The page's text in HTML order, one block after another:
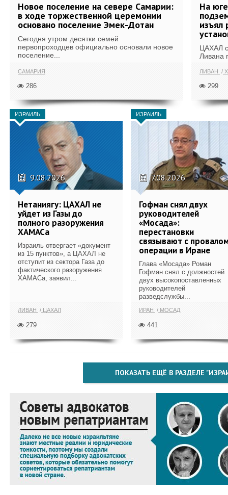
Новое поселение на севере Самарии:
в ходе торжественной церемонии
основано поселение Эмек-Дотан
Сегодня утром десятки семей
первопроходцев официально основали новое
поселение...
САМАРИЯ
286
На
изъял
ЦАХАЛ
Ливана
ЛИВАН
299
ИЗРАИЛЬ
9.08.2026
Нетаниягу: ЦАХАЛ не
уйдет из Газы до
полного разоружения
ХАМАСа
Израиль отвергает «документ
из 15 пунктов», а ЦАХАЛ не
отступит из сектора Газа до
фактического разоружения
ХАМАСа, заявил...
ЛИВАН ЦАХАЛ
279
ИЗРАИЛЬ
7.08.2026
Гофман снял двух
руководителей
«Мосада»:
перестановки
связывают с
операции в Иране
Глава «Мосада» Роман
Гофман снял с должностей
двух высокопоставленных
руководителей
разведслужбы...
ИРАН МОСАД
441
ПОКАЗАТЬ ЕЩЁ В РАЗДЕЛЕ